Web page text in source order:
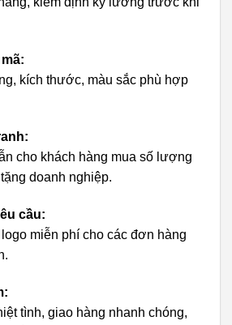
kích thước, màu sắc phù hợp
cho khách hàng mua số lượng
doanh nghiệp.
cầu:
miễn phí cho các đơn hàng
tình, giao hàng nhanh chóng,